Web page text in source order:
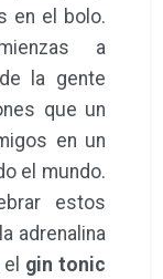
en el bolo.
a
la gente
que un
en un
el mundo.
estos
adrenalina
gin tonic